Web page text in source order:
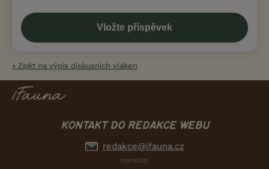
« Zpět na výpis diskusních vláken
KONTAKT DO REDAKCE WEBU
redakce@ifauna.cz
nonstop